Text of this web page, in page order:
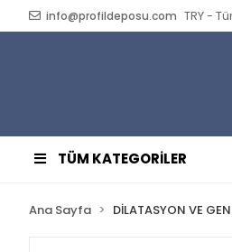
info@profildeposu.com TRY -
TÜM KATEGORİLER
Ana Sayfa DİLATASYON VE